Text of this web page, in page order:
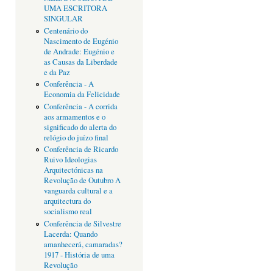
UMA ESCRITORA
SINGULAR
Centenário do
Nascimento de Eugénio
de Andrade: Eugénio e
as Causas da Liberdade
e da Paz
Conferência - A
Economia da Felicidade
Conferência - A corrida
aos armamentos e o
significado do alerta do
relógio do juízo final
Conferência de Ricardo
Ruivo Ideologias
Arquitectónicas na
Revolução de Outubro A
vanguarda cultural e a
arquitectura do
socialismo real
Conferência de Silvestre
Lacerda: Quando
amanhecerá, camaradas?
1917 - História de uma
Revolução